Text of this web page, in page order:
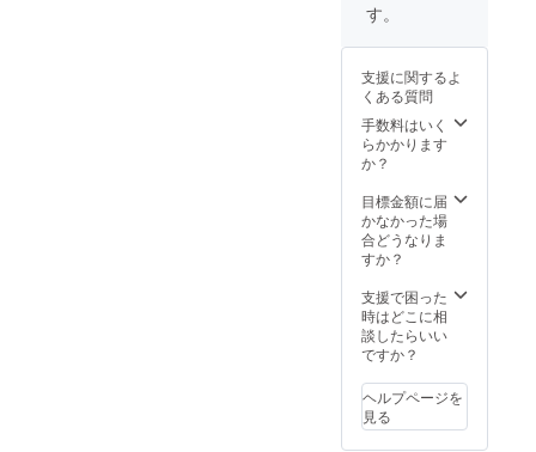
the_ya
o_farm
?
igshid=
12p9aj0
www.fa
rm-
yamam
す。
支援に関するよ
くある質問
手数料はいく
らかかります
か？
目標金額に届
かなかった場
合どうなりま
すか？
支援で困った
時はどこに相
談したらいい
ですか？
ヘルプページを
見る